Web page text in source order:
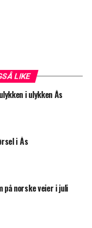
LIKE
i ulykken Ås
i Ås
på norske veier i juli